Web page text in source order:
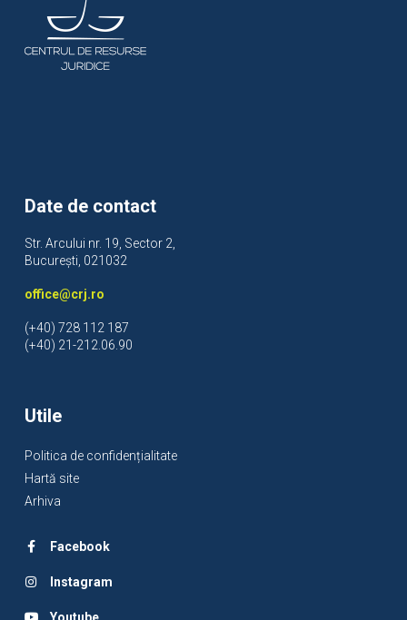
Date de contact
Str. Arcului nr. 19, Sector 2,
București, 021032
office@crj.ro
(+40) 728 112 187
(+40) 21-212.06.90
Utile
Politica de confidențialitate
Hartă site
Arhiva
Facebook
Instagram